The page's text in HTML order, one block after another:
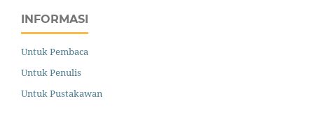
INFORMASI
Untuk Pembaca
Untuk Penulis
Untuk Pustakawan